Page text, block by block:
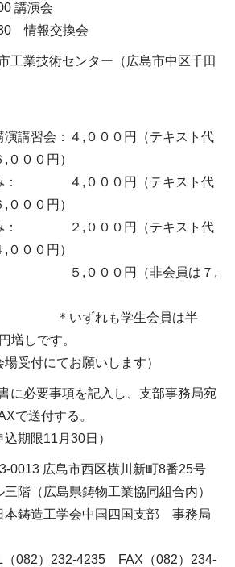
講演会
情報交換会
技術センター（広島市中区千田
講習会：４,０００円（テキスト代
０００円）
： ４,０００円（テキスト代
０００円）
： ２,０００円（テキスト代
０００円）
５,０００円（非会員は７,
も学生会員は半
増しです。
受付にてお願いします）
要事項を記入し、支部事務局宛
で送付する。
月30日）
広島市西区横川新町8番25号
階（広島県鋳物工業協同組合内）
会中国四国支部 事務局
4235 FAX（082）234-